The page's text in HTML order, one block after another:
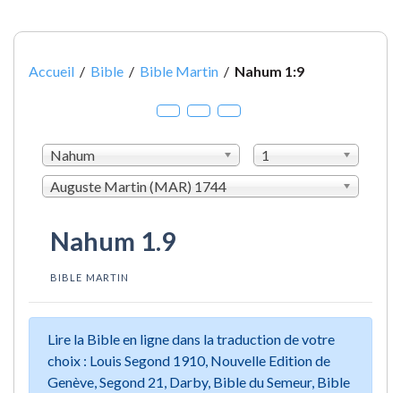
Accueil / Bible / Bible Martin / Nahum 1:9
Nahum
1
Auguste Martin (MAR) 1744
Nahum 1.9
BIBLE MARTIN
Lire la Bible en ligne dans la traduction de votre
choix : Louis Segond 1910, Nouvelle Edition de
Genève, Segond 21, Darby, Bible du Semeur, Bible